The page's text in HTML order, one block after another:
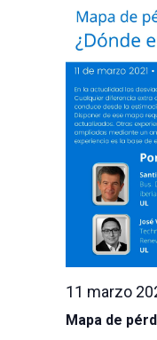
Mapa de
11 marzo